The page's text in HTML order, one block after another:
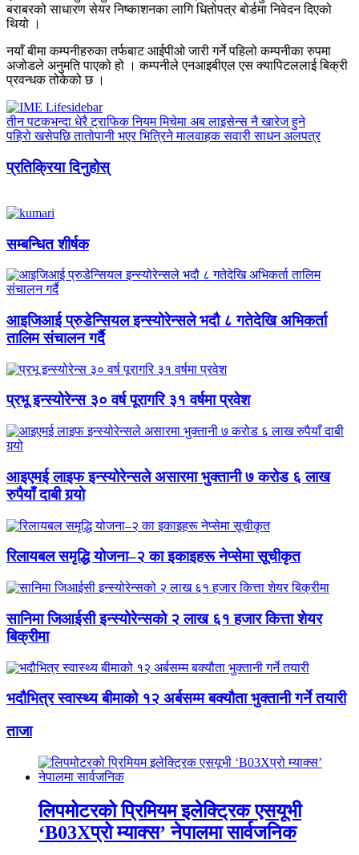
बराबरको साधारण सेयर निष्काशनका लागि धितोपत्र बोर्डमा निवेदन दिएको
थियो ।
नयाँ बीमा कम्पनीहरुका तर्फबाट आईपीओ जारी गर्ने पहिलो कम्पनीका रुपमा
अजोडले अनुमति पाएको हो । कम्पनीले एनआइबीएल एस क्यापिटललाई बिक्री
प्रवन्धक तोकेको छ ।
तीन पटकभन्दा धेरै ट्राफिक नियम मिचेमा अब लाइसेन्स नै खारेज हुने
पहिरो खसेपछि तातोपानी भएर भित्रिने मालवाहक सवारी साधन अलपत्र
प्रतिक्रिया दिनुहोस्
सम्बन्धित शीर्षक
आइजिआई प्रुडेन्सियल इन्स्योरेन्सले भदौ ८ गतेदेखि अभिकर्ता
तालिम संचालन गर्दै
प्रभू इन्स्योरेन्स ३० वर्ष पूरागरि ३१ वर्षमा प्रवेश
आइएमई लाइफ इन्स्योरेन्सले असारमा भुक्तानी ७ करोड ६ लाख
रुपैयाँ दाबी गर्‍यो
रिलायबल समृद्धि योजना–२ का इकाइहरू नेप्सेमा सूचीकृत
सानिमा जिआईसी इन्स्योरेन्सको २ लाख ६१ हजार कित्ता शेयर
बिक्रीमा
भदौभित्र स्वास्थ्य बीमाको १२ अर्बसम्म बक्यौता भुक्तानी गर्ने तयारी
ताजा
लिपमोटरको प्रिमियम इलेक्ट्रिक एसयूभी
‘B03Xप्रो म्याक्स’ नेपालमा सार्वजनिक